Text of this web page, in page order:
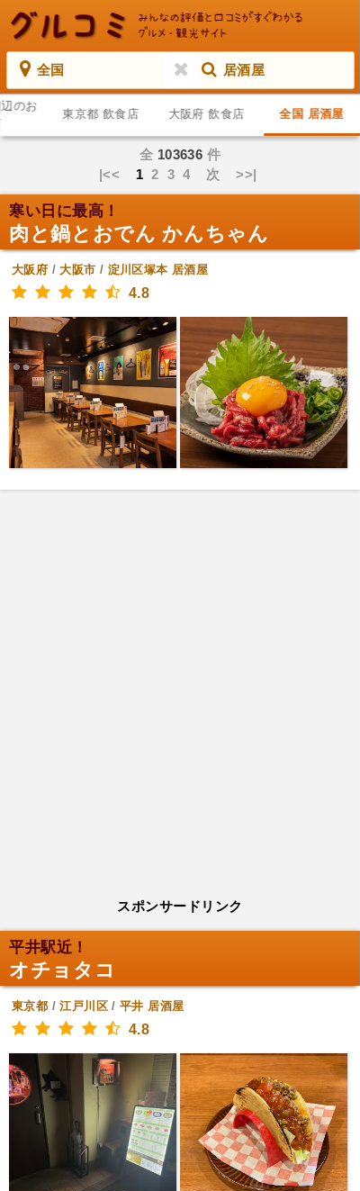
全国 居酒屋
のお
東京都 飲食店 大阪府 飲食店 全国 居酒屋
全 103636 件
|<< 12 3 4 次 >>|
寒い日に最高！
肉と鍋とおでん かんちゃん
大阪府 /大阪市 / 淀川区塚本 居酒屋
4.8
スポンサードリンク
平井駅近！
オチョタコ
東京都 /江戸川区/平井 居酒屋
4.8